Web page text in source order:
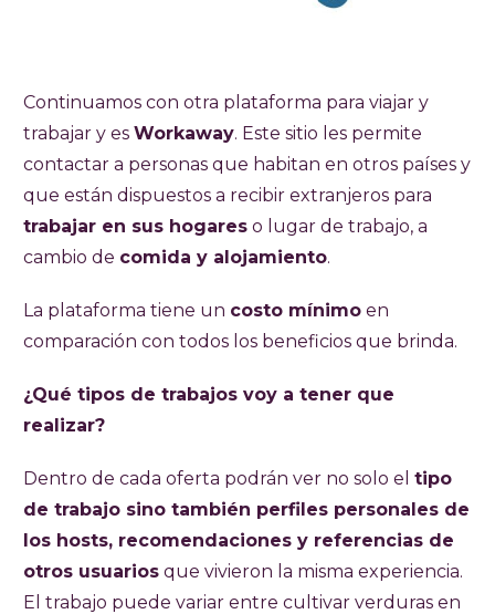
Continuamos con otra plataforma para viajar y
trabajar y es Workaway. Este sitio les permite
contactar a personas que habitan en otros países y
que están dispuestos a recibir extranjeros para
trabajar en sus hogares o lugar de trabajo, a
cambio de comida y alojamiento.
La plataforma tiene un costo mínimo en
comparación con todos los beneficios que brinda.
¿Qué tipos de trabajos voy a tener que
realizar?
Dentro de cada oferta podrán ver no solo el tipo
de trabajo sino también perfiles personales de
los hosts, recomendaciones y referencias de
otros usuarios que vivieron la misma experiencia.
El trabajo puede variar entre cultivar verduras en